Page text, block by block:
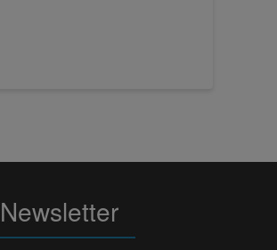
Newsletter